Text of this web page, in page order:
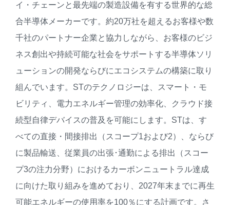
イ・チェーンと最先端の製造設備を有する世界的な総
合半導体メーカーです。約20万社を超えるお客様や数
千社のパートナー企業と協力しながら、お客様のビジ
ネス創出や持続可能な社会をサポートする半導体ソリ
ューションの開発ならびにエコシステムの構築に取り
組んでいます。STのテクノロジーは、スマート・モ
ビリティ、電力エネルギー管理の効率化、クラウド接
続型自律デバイスの普及を可能にします。STは、す
べての直接・間接排出（スコープ1および2）、ならび
に製品輸送、従業員の出張･通勤による排出（スコー
プ3の注力分野）におけるカーボンニュートラル達成
に向けた取り組みを進めており、2027年末までに再生
可能エネルギーの使用率を100％にする計画です。さ